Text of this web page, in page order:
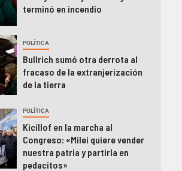
terminó en incendio
POLÍTICA
Bullrich sumó otra derrota al
fracaso de la extranjerización
de la tierra
POLÍTICA
Kicillof en la marcha al
Congreso: «Milei quiere vender
nuestra patria y partirla en
pedacitos»